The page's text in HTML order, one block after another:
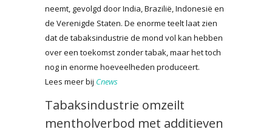
neemt, gevolgd door India, Brazilië, Indonesië en
de Verenigde Staten. De enorme teelt laat zien
dat de tabaksindustrie de mond vol kan hebben
over een toekomst zonder tabak, maar het toch
nog in enorme hoeveelheden produceert.
Lees meer bij Cnews
Tabaksindustrie omzeilt
mentholverbod met additieven